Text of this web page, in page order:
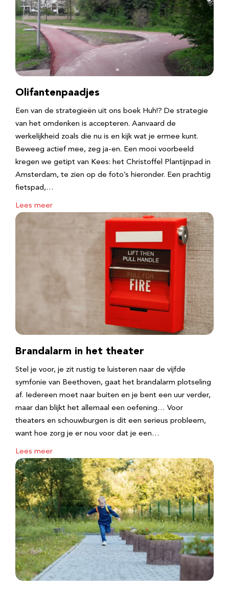
Olifantenpaadjes
Een van de strategieën uit ons boek Huh!? De strategie
van het omdenken is accepteren. Aanvaard de
werkelijkheid zoals die nu is en kijk wat je ermee kunt.
Beweeg actief mee, zeg ja-en. Een mooi voorbeeld
kregen we getipt van Kees: het Christoffel Plantijnpad in
Amsterdam, te zien op de foto’s hieronder. Een prachtig
fietspad,…
Lees meer
Brandalarm in het theater
Stel je voor, je zit rustig te luisteren naar de vijfde
symfonie van Beethoven, gaat het brandalarm plotseling
af. Iedereen moet naar buiten en je bent een uur verder,
maar dan blijkt het allemaal een oefening… Voor
theaters en schouwburgen is dit een serieus probleem,
want hoe zorg je er nou voor dat je een…
Lees meer